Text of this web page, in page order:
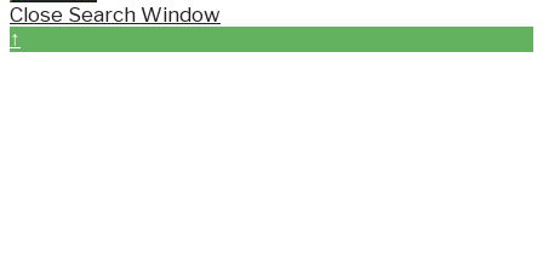
Close Search Window
↑